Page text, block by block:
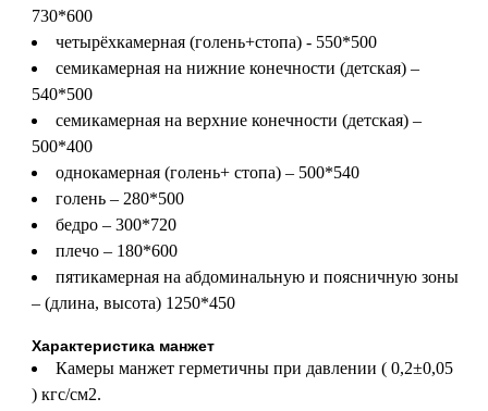
730*600
четырёхкамерная (голень+стопа) - 550*500
семикамерная на нижние конечности (детская) –
540*500
семикамерная на верхние конечности (детская) –
500*400
однокамерная (голень+ стопа) – 500*540
голень – 280*500
бедро – 300*720
плечо – 180*600
пятикамерная на абдоминальную и поясничную зоны
– (длина, высота) 1250*450
Характеристика манжет
Камеры манжет герметичны при давлении ( 0,2±0,05
) кгс/см2.